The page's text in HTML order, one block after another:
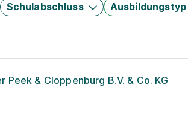
Schulabschluss Ausbildungstyp
Peek & Cloppenburg B.V. & Co. KG